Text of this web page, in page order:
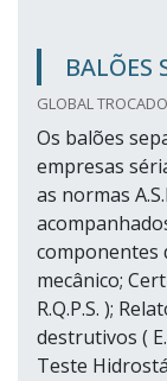
BALÕES
GLOBAL
Os balões
empresas
as normas
componentes
mecânico;
R.Q.P.S. );
destrutivos (
Teste